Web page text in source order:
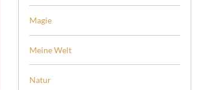
Magie
Meine Welt
Natur